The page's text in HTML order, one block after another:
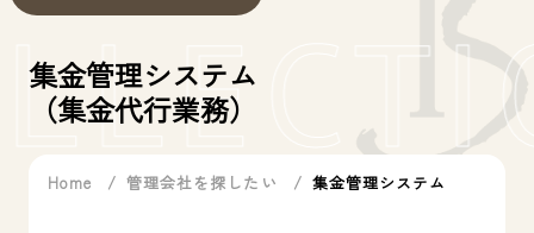
集金管理システム
（集金代行業務）
Home 管理会社を探したい 集金管理システム